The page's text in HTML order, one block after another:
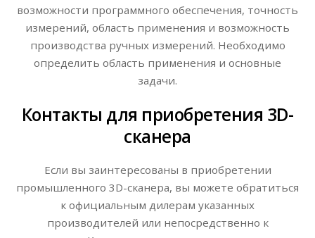
возможности программного обеспечения, точность
измерений, область применения и возможность
производства ручных измерений. Необходимо
определить область применения и основные
задачи.
Контакты для приобретения 3D-
сканера
Если вы заинтересованы в приобретении
промышленного 3D-сканера, вы можете обратиться
к официальным дилерам указанных
производителей или непосредственно к